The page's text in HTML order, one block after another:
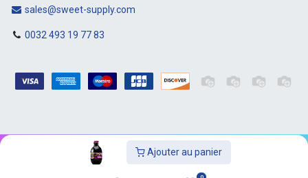
Ajouter au panier
0
sales@sweet-supply.com
0032 493 19 77 83
Copyright © Sweet-Supply